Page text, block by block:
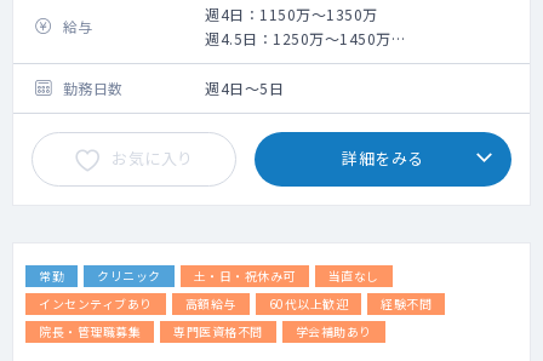
・オンコール対応・出動 1stコール：訪問看
護ステーション、ナース 出動はほぼ無し・
看取りあり
手当別（詳細は別途）
給与
週4日：1150万～1350万
週4.5日：1250万～1450万
週5日：1380万～1570万
※医師免許取得10年想定
※応募者の年齢経験を考慮します
勤務日数 週4日～5日
お気に入り 詳細をみる
常勤 クリニック 土・日・祝休み可
当直なし
インセンティブあり
高額給与 60代以上歓迎
経験不問
院長・管理職募集
専門医資格不問 学会補助あり